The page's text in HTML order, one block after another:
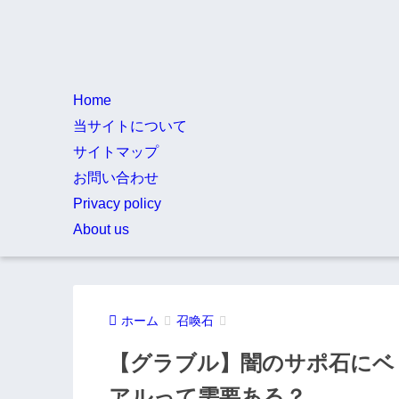
Home
当サイトについて
サイトマップ
お問い合わせ
Privacy policy
About us
ホーム 召喚石
【グラブル】闇のサポ石に